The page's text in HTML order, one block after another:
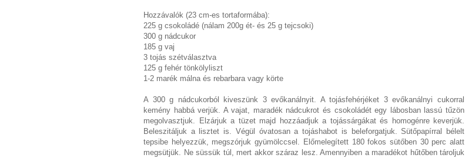
Hozzávalók (23 cm-es tortaformába):
225 g csokoládé (nálam 200g ét- és 25 g tejcsoki)
300 g nádcukor
185 g vaj
3 tojás szétválasztva
125 g fehér tönkölyliszt
1-2 marék málna és rebarbara vagy körte
A 300 g nádcukorból kiveszünk 3 evőkanálnyit. A tojásfehérjéket 3 evőkanálnyi cukorral
kemény habbá verjük. A vajat, maradék nádcukrot és csokoládét egy lábosban lassú tűzön
megolvasztjuk. Elzárjuk a tüzet majd hozzáadjuk a tojássárgákat és homogénre keverjük.
Beleszitáljuk a lisztet is. Végül óvatosan a tojáshabot is beleforgatjuk. Sütőpapírral bélelt
tepsibe helyezzük, megszórjuk gyümölccsel. Előmelegített 180 fokos sütőben 30 perc alatt
megsütjük. Ne süssük túl, mert akkor száraz lesz. Amennyiben a maradékot hűtőben tároljuk